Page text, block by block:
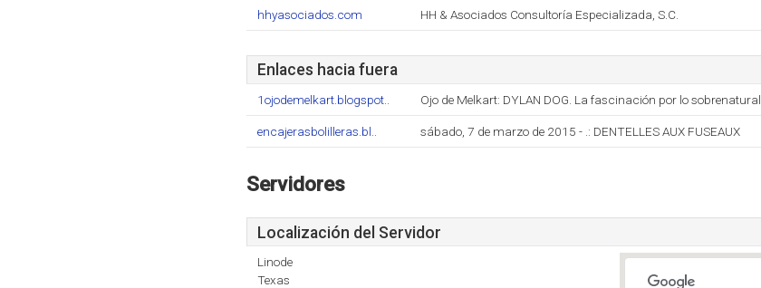
hhyasociados.com HH & Asociados Consultoría Especializada, S.C.
Enlaces hacia fuera
1ojodemelkart.blogspot.. Ojo de Melkart: DYLAN DOG. La fascinación por lo sobrenatural
encajerasbolilleras.bl.. sábado, 7 de marzo de 2015 - .: DENTELLES AUX FUSEAUX
Servidores
Localización del Servidor
Linode
Texas